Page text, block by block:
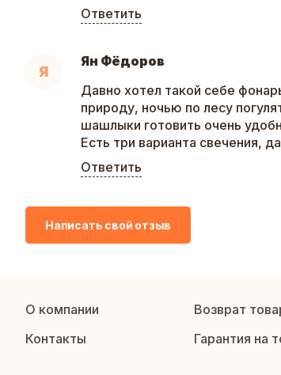
Ответить
Я
Ян Фёдоров
Давно хотел такой себе
природу, ночью по лесу
шашлыки готовить очень
Есть три варианта свечения,
Ответить
Написать свой отзыв
О компании Возврат
Контакты
Гарантия на